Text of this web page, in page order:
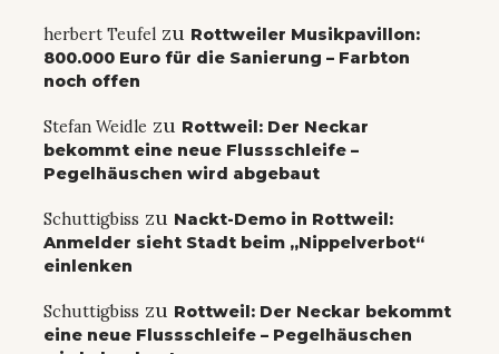
herbert Teufel zu Rottweiler Musikpavillon:
800.000 Euro für die Sanierung – Farbton
noch offen
Stefan Weidle zu Rottweil: Der Neckar
bekommt eine neue Flussschleife –
Pegelhäuschen wird abgebaut
Schuttigbiss zu Nackt-Demo in Rottweil:
Anmelder sieht Stadt beim „Nippelverbot“
einlenken
Schuttigbiss zu Rottweil: Der Neckar bekommt
eine neue Flussschleife – Pegelhäuschen